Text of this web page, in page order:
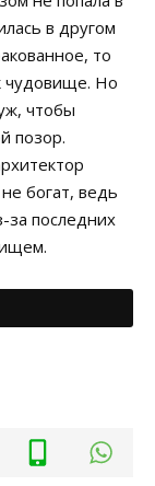
в другом
то
чудовище. Но
чтобы
позор.
богат, ведь
за последних